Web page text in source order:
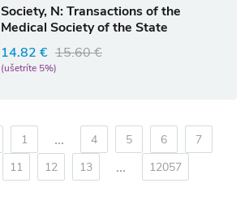
Society, N: Transactions of the
Medical Society of the State
14.82 € 15.60 €
(ušetríte 5%)
1 ... 4 5 6
7
11 12 13 ...
12057